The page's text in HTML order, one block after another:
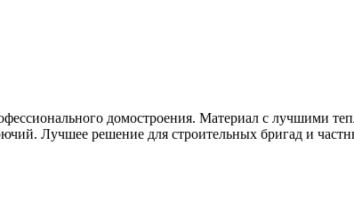
домостроения. Материал с лучшими
Лучшее решение для строительных бригад и